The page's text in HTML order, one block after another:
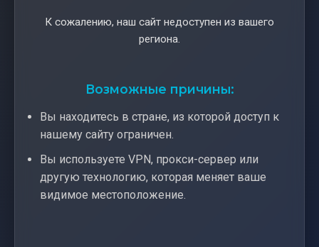
К сожалению, наш сайт недоступен из вашего
региона.
Возможные причины:
Вы находитесь в стране, из которой доступ к
нашему сайту ограничен.
Вы используете VPN, прокси-сервер или
другую технологию, которая меняет ваше
видимое местоположение.